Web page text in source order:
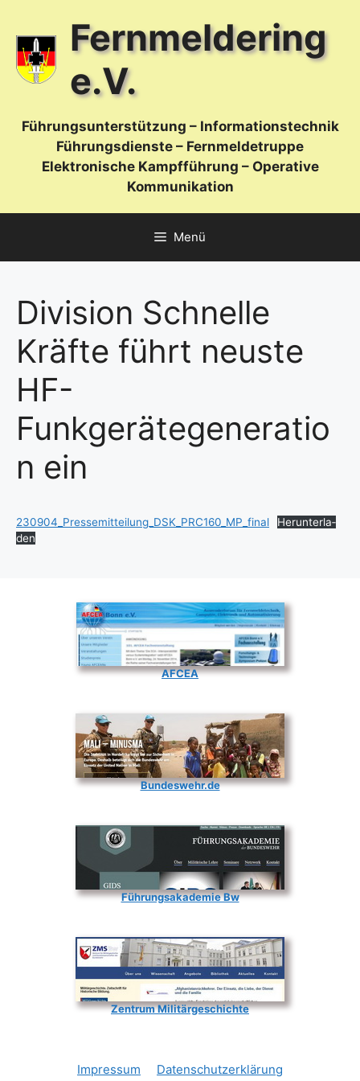
springen
Fernmeldering
e.V.
Führungsunterstützung – Informationstechnik
Führungsdienste – Fernmeldetruppe
Elektronische Kampfführung – Operative
Kommunikation
Menü
Division Schnelle
Kräfte führt neuste
HF-
Funkgerätegeneratio
n ein
230904_Pressemitteilung_DSK_PRC160_MP_final
Her­un­ter­la­
den
AFCEA
Bundeswehr.de
Führungsakademie Bw
Zentrum Militärgeschichte
Impressum Datenschutzerklärung